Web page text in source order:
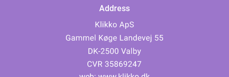
Address